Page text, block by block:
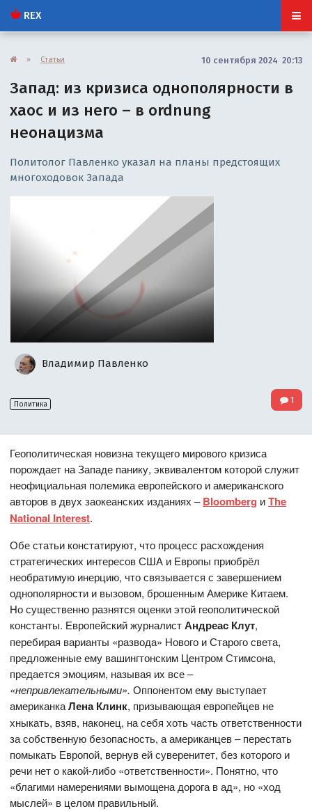
REX
» Статьи 10 сентября 2024 20:13
Запад: из кризиса однополярности в
хаос и из него – в ordnung
неонацизма
Политолог Павленко указал на планы предстоящих
многоходовок Запада
Владимир Павленко
Политика 1
Геополитическая новизна текущего мирового кризиса
порождает на Западе панику, эквивалентом которой служит
неофициальная полемика европейского и американского
авторов в двух заокеанских изданиях –Bloomberg иThe
National Interest.
Обе статьи констатируют, что процесс расхождения
стратегических интересов США и Европы приобрёл
необратимую инерцию, что связывается с завершением
однополярности и вызовом, брошенным Америке Китаем.
Но существенно разнятся оценки этой геополитической
константы. Европейский журналистАндреас Клут,
перебирая варианты «развода» Нового и Старого света,
предложенные ему вашингтонским Центром Стимсона,
предается эмоциям, называя их все –
«непривлекательными». Оппонентом ему выступает
американкаЛена Клинк, призывающая европейцев не
хныкать, взяв, наконец, на себя хоть часть ответственности
за собственную безопасность, а американцев – перестать
помыкать Европой, вернув ей суверенитет, без которого и
речи нет о какой-либо «ответственности». Понятно, что
«благими намерениями вымощена дорога в ад», но «ход
мыслей» в целом правильный.